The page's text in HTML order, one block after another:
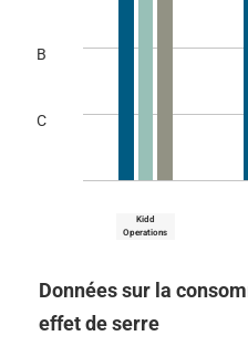
Kidd
Operations
B
C
Données sur la
effet de serre